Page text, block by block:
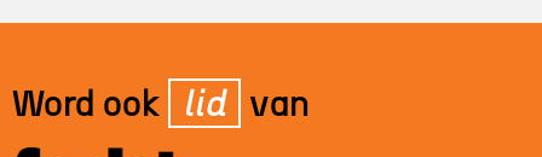
Word ook lid van